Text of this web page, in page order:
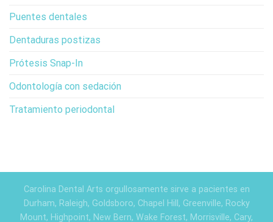
Puentes dentales
Dentaduras postizas
Prótesis Snap-In
Odontología con sedación
Tratamiento periodontal
Carolina Dental Arts orgullosamente sirve a pacientes en
Durham, Raleigh, Goldsboro, Chapel Hill, Greenville, Rocky
Mount, Highpoint, New Bern, Wake Forest, Morrisville, Cary,